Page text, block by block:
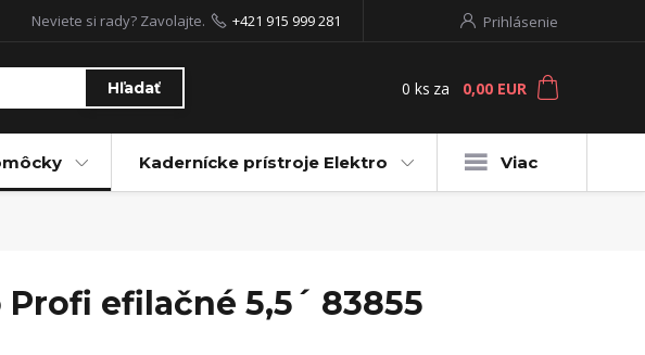
Prihlásenie
Hľadať
Neviete si rady? Zavolajte. +421 915 999 281
0 ks za 0,00 EUR
Kadernícke prístroje Elektro Viac
efilačné 5,5´ 83855